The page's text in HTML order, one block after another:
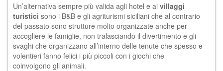
Un’alternativa sempre più valida agli hotel e ai villaggi
turistici sono i B&B e gli agriturismi siciliani che al contrario
del passato sono strutture molto organizzate anche per
accogliere le famiglie, non tralasciando il divertimento e gli
svaghi che organizzano all’interno delle tenute che spesso e
volentieri fanno felici i più piccoli con i giochi che
coinvolgono gli animali.